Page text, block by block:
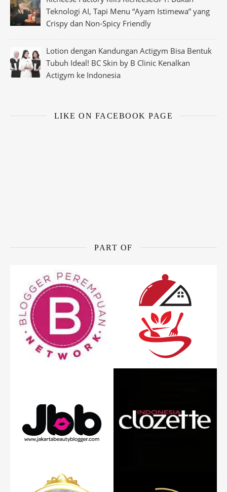
Teknologi AI, Tapi Menu “Ayam Istimewa” yang
Crispy dan Non-Spicy Friendly
Lotion dengan Kandungan Actigym Bisa Bentuk
Tubuh Ideal! BC Skin by B Clinic Kenalkan
Actigym ke Indonesia
LIKE ON FACEBOOK PAGE
PART OF